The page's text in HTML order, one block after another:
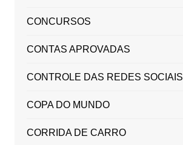
CONCURSOS
CONTAS APROVADAS
CONTROLE DAS REDES SOCIAIS
COPA DO MUNDO
CORRIDA DE CARRO